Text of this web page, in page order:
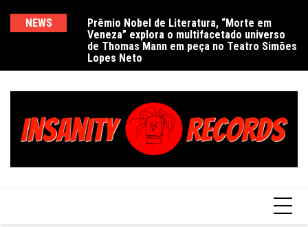
NEWS
Prêmio Nobel de Literatura, “Morte em
Veneza” explora o multifacetado universo
de Thomas Mann em peça no Teatro Simões
Lopes Neto